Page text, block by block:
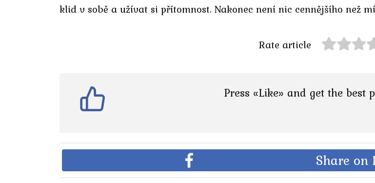
klid v sobě a užívat si přítomnost. Nakonec není nic cennějšího než
Rate article
Press «Like» and get the best
Share on